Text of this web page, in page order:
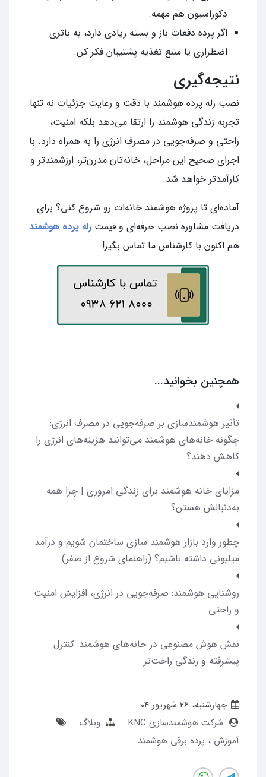
دکوراسیون هم مهمه.
اگر پرده دفعات باز و بسته زیادی دارد، به باتری
اضطراری یا منبع تغذیه پشتیبان فکر کن.
نتیجه‌گیری
نصب رله پرده هوشمند با دقت و رعایت جزئیات نه تنها
تجربه زندگی هوشمند را ارتقا می‌دهد بلکه امنیت،
راحتی و صرفه‌جویی در مصرف انرژی را به همراه دارد. با
اجرای صحیح این مراحل، خانه‌تان مدرن‌تر، ارزشمندتر و
کارآمدتر خواهد شد.
آماده‌ای تا پروژه هوشمند خانه‌ات رو شروع کنی؟ برای
دریافت مشاوره نصب حرفه‌ای و قیمت رله پرده هوشمند
هم اکنون با کارشناس ما تماس بگیر!
همچنین بخوانید...
تأثیر هوشمندسازی بر صرفه‌جویی در مصرف انرژی:
چگونه خانه‌های هوشمند می‌توانند هزینه‌های انرژی را
کاهش دهند؟
مزایای خانه هوشمند برای زندگی امروزی | چرا همه
به‌دنبالش هستن؟
چطور وارد بازار هوشمند سازی ساختمان شویم و درآمد
میلیونی داشته باشیم؟ (راهنمای شروع از صفر)
روشنایی هوشمند: صرفه‌جویی در انرژی، افزایش امنیت
و راحتی
نقش هوش مصنوعی در خانه‌های هوشمند: کنترل
پیشرفته و زندگی راحت‌تر
چهارشنبه، 26 شهریور 04
شرکت هوشمندسازی KNC
وبلاگ
آموزش
پرده برقی هوشمند